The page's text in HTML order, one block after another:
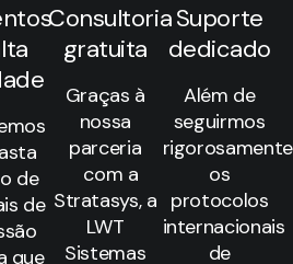
de
de
que
Consultoria
gratuita
Graças à
nossa
parceria
com a
Stratasys, a
LWT
Sistemas
Suporte
dedicado
Além de
seguirmos
rigorosamente
os
protocolos
internacionais
de